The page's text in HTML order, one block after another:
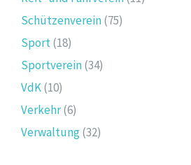
Schützenverein(75)
Sport(18)
Sportverein(34)
VdK(10)
Verkehr(6)
Verwaltung(32)